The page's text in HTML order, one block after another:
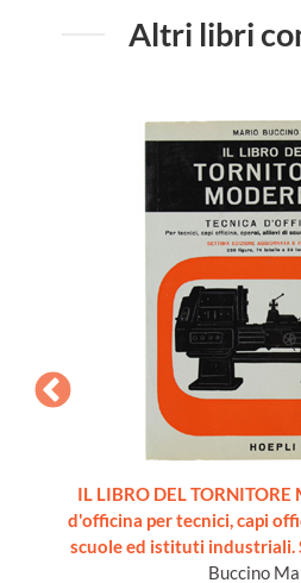
Altri libri
IL LIBRO DEL TORNITORE
d'officina per tecnici, capi
scuole ed istituti industriali.
Buccino